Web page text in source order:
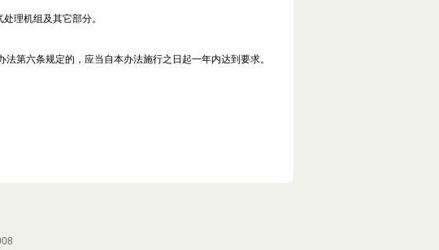
理机组及其它部分。
第六条规定的，应当自本办法施行之日起一年内达到要求。